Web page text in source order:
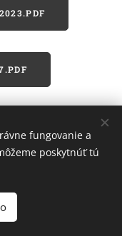
fungovanie a
poskytnúť tú